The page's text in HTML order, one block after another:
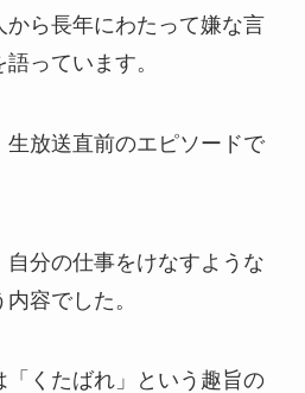
ら長年にわたって嫌な言
っています。
放送直前のエピソードで
分の仕事をけなすような
容でした。
「くたばれ」という趣旨の